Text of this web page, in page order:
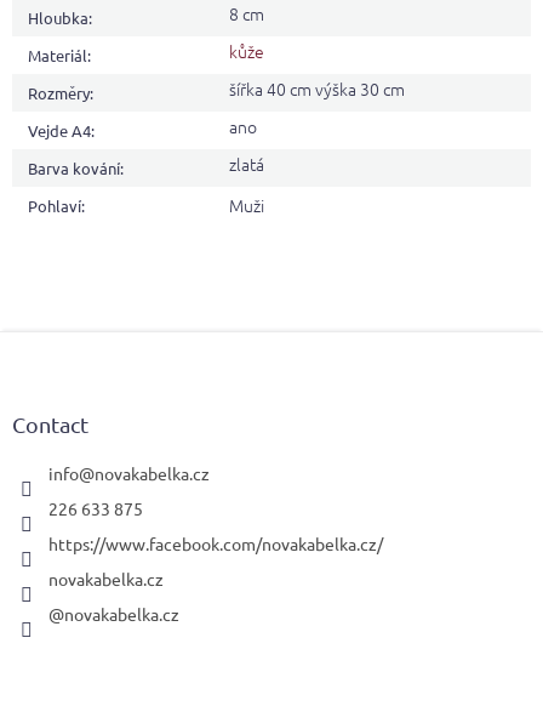
Hloubka: 8 cm
Materiál: kůže
Rozměry: šířka 40 cm výška 30 cm
Vejde A4: ano
Barva kování: zlatá
Pohlaví: Muži
Contact
info@novakabelka.cz
226 633 875
https://www.facebook.com/novakabelka.cz/
novakabelka.cz
@novakabelka.cz